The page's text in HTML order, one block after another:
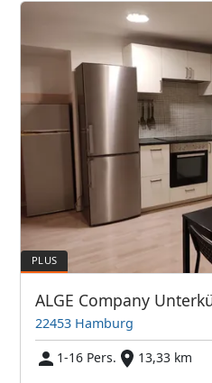
22453 Hamburg
1-16 Pers.
13,33 km